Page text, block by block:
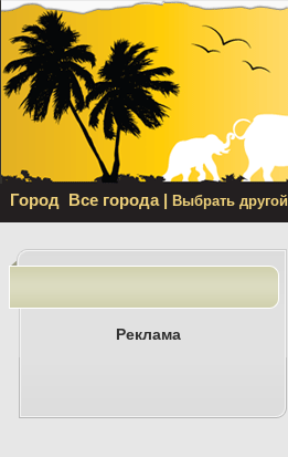
Город Все города | Выбрать другой
Реклама